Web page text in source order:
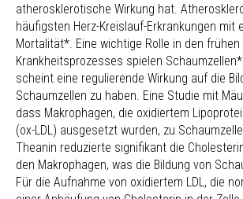
atherosklerotische Wirkung hat.
häufigsten Herz-Kreislauf-Erkrankungen mit
Mortalität*. Eine wichtige Rolle in den
Krankheitsprozesses spielen
scheint eine regulierende Wirkung auf die
Schaumzellen zu haben. Eine Studie mit
dass Makrophagen, die oxidiertem
(ox-LDL) ausgesetzt wurden, zu
Theanin reduzierte signifikant die
den Makrophagen, was die Bildung von
Für die Aufnahme von oxidiertem LDL, die